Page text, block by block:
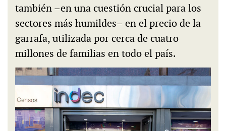
también –en una cuestión crucial para los
sectores más humildes– en el precio de la
garrafa, utilizada por cerca de cuatro
millones de familias en todo el país.